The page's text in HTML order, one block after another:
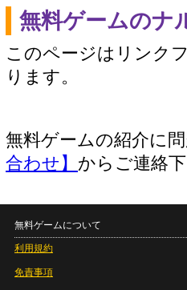
無料ゲームのナ
このページはリンク
ります。
無料ゲームの紹介に
合わせ】 からご連絡下
無料ゲームについて
利用規約
免責事項